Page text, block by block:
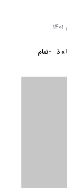
» ذ -تمام